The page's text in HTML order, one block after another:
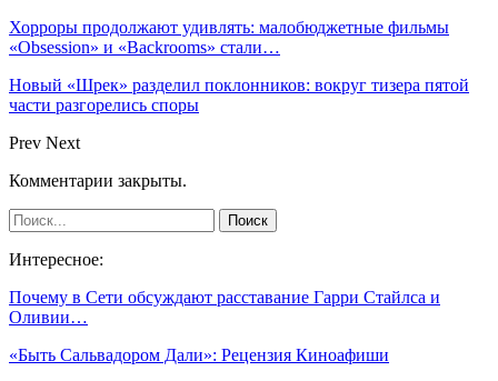
Хорроры продолжают удивлять: малобюджетные фильмы
«Obsession» и «Backrooms» стали…
Новый «Шрек» разделил поклонников: вокруг тизера пятой
части разгорелись споры
Prev Next
Комментарии закрыты.
Интересное:
Почему в Сети обсуждают расставание Гарри Стайлса и
Оливии…
«Быть Сальвадором Дали»: Рецензия Киноафиши